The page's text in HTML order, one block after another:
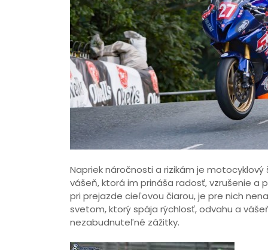
Napriek náročnosti a rizikám je
vášeň, ktorá im prináša radosť, vzrušenie a
pri prejazde cieľovou čiarou, je pre nich
svetom, ktorý spája rýchlosť, odvahu a
nezabudnuteľné zážitky.